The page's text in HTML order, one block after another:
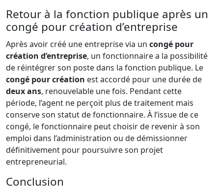
Retour à la fonction publique après un
congé pour création d’entreprise
Après avoir créé une entreprise via un congé pour
création d’entreprise, un fonctionnaire a la possibilité
de réintégrer son poste dans la fonction publique. Le
congé pour création est accordé pour une durée de
deux ans, renouvelable une fois. Pendant cette
période, l’agent ne perçoit plus de traitement mais
conserve son statut de fonctionnaire. À l’issue de ce
congé, le fonctionnaire peut choisir de revenir à son
emploi dans l’administration ou de démissionner
définitivement pour poursuivre son projet
entrepreneurial.
Conclusion